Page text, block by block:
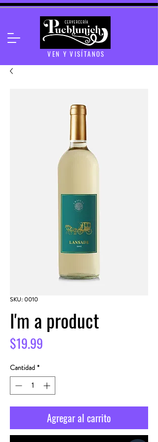
VEN Y VISÍTANOS
SKU: 0010
I'm a product
$19.99
Cantidad *
Agregar al carrito